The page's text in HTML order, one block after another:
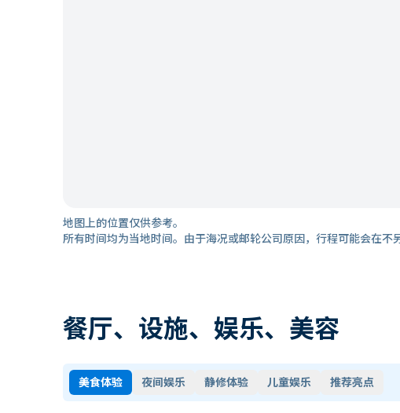
地图上的位置仅供参考。
所有时间均为当地时间。由于海况或邮轮公司原因，行程可能会在不
餐厅、设施、娱乐、美容
美食体验 夜间娱乐 静修体验 儿童娱乐 推荐亮点